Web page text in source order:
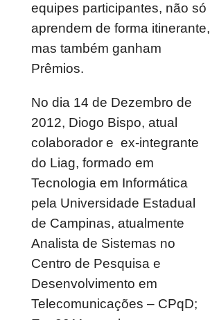
equipes participantes, não só
aprendem de forma itinerante,
mas também ganham
Prêmios.
No dia 14 de Dezembro de
2012, Diogo Bispo, atual
colaborador e ex-integrante
do Liag, formado em
Tecnologia em Informática
pela Universidade Estadual
de Campinas, atualmente
Analista de Sistemas no
Centro de Pesquisa e
Desenvolvimento em
Telecomunicações – CPqD;